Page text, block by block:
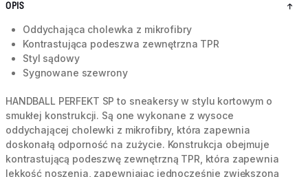
OPIS
Oddychająca cholewka z mikrofibry
Kontrastująca podeszwa zewnętrzna TPR
Styl sądowy
Sygnowane szewrony
HANDBALL PERFEKT SP to sneakersy w stylu kortowym o
smukłej konstrukcji. Są one wykonane z wysoce
oddychającej cholewki z mikrofibry, która zapewnia
doskonałą odporność na zużycie. Konstrukcja obejmuje
kontrastującą podeszwę zewnętrzną TPR, która zapewnia
lekkość noszenia, zapewniając jednocześnie zwiększoną